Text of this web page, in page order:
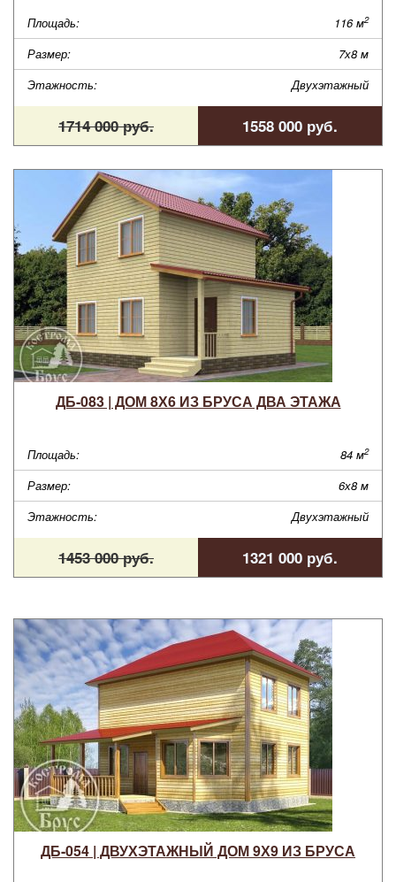
Площадь: 116 м2
Размер:
7х8 м
Этажность:
Двухэтажный
1714 000 руб. 1558 000 руб.
ДБ-083 | ДОМ 8Х6 ИЗ БРУСА ДВА ЭТАЖА
Площадь: 84 м2
Размер:
6х8 м
Этажность:
Двухэтажный
1453 000 руб. 1321 000 руб.
ДБ-054 | ДВУХЭТАЖНЫЙ ДОМ 9Х9 ИЗ БРУСА